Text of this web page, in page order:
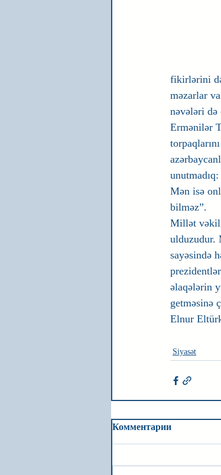
fikirlərini
məzarlar
nəvələri də
Ermənilər
unutmadıq:
Mən isə
bilməz”.
Millət vəkili
ulduzudur.
sayəsində
əlaqələrin
getməsinə
Elnur
Siyasət
Комментарии